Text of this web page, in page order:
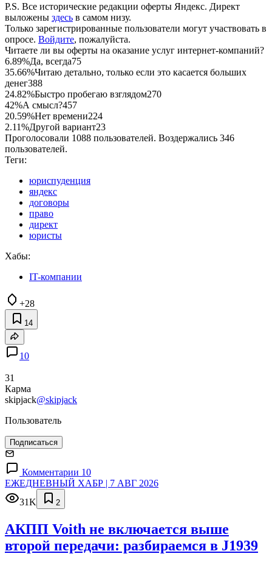
P.S. Все исторические редакции оферты Яндекс. Директ
выложены здесь в самом низу.
Только зарегистрированные пользователи могут участвовать в
опросе. Войдите, пожалуйста.
Читаете ли вы оферты на оказание услуг интернет-компаний?
6.89%Да, всегда75
35.66%Читаю детально, только если это касается больших
денег388
24.82%Быстро пробегаю взглядом270
42%А смысл?457
20.59%Нет времени224
2.11%Другой вариант23
Проголосовали 1088 пользователей. Воздержались 346
пользователей.
Теги:
юриспуденция
яндекс
договоры
право
директ
юристы
Хабы:
IT-компании
+28
14
10
31
Карма
skipjack@skipjack
Пользователь
Подписаться
Комментарии 10
ЕЖЕДНЕВНЫЙ ХАБР | 7 АВГ 2026
31K
2
АКПП Voith не включается выше
второй передачи: разбираемся в J1939